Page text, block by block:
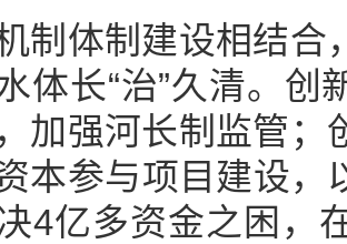
体制建设相结合
体长“治”久清。
加强河长制监管；
本参与项目建设
4亿多资金之困，